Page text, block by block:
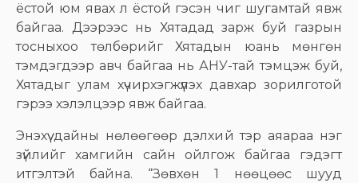
ёстой юм явах л ёстой гэсэн чиг шугамтай явж
байгаа. Дээрээс нь Хятадад зарж буй газрын
тосныхоо төлбөрийг Хятадын юань мөнгөн
тэмдэгдээр авч байгаа нь АНУ-тай тэмцэж буй,
Хятадыг улам хүчирхэгжүүлэх давхар зорилготой
гэрээ хэлэлцээр явж байгаа.
Энэхүү дайны нөлөөгөөр дэлхий тэр аяараа нэг
зүйлийг хамгийн сайн ойлгож байгаа гэдэгт
итгэлтэй байна. “Зөвхөн 1 нөөцөөс шууд